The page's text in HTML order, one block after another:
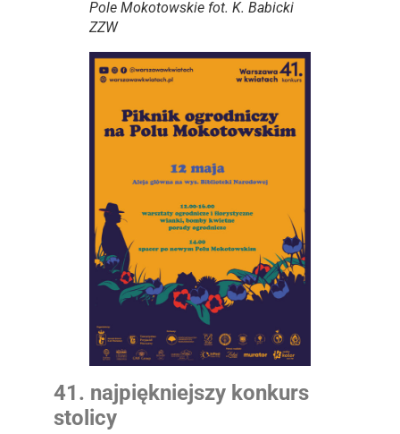
Pole Mokotowskie fot. K. Babicki
ZZW
41. najpiękniejszy konkurs
stolicy